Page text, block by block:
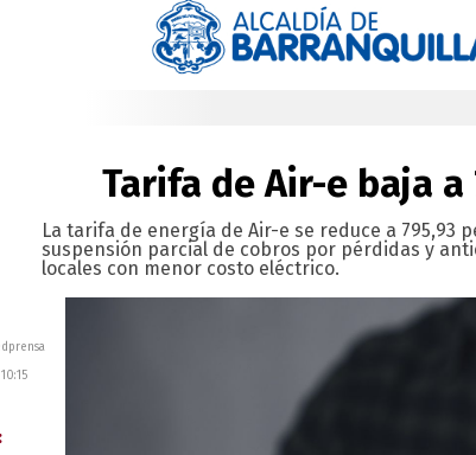
Tarifa de Air-e baja
La tarifa de energía de Air-e se reduce a 795,93
suspensión parcial de cobros por pérdidas y
locales con menor costo eléctrico.